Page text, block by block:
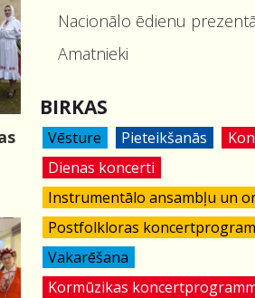
Nacionālo ēdienu
Amatnieki
BIRKAS
Vēsture Pieteikšanās
Dienas koncerti
Instrumentālo ansambļu un
Postfolkloras
Vakarēšana
Kormūzikas